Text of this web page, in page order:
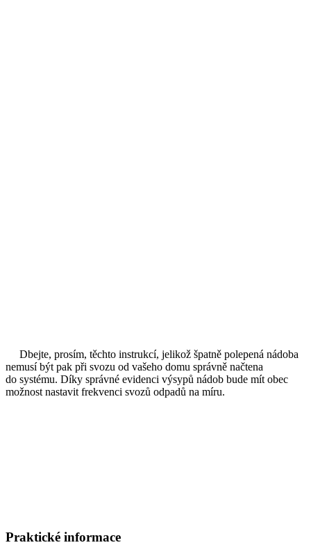
Dbejte, prosím, těchto instrukcí, jelikož špatně polepená nádoba
nemusí být pak při svozu od vašeho domu správně načtena
do systému. Díky správné evidenci výsypů nádob bude mít obec
možnost nastavit frekvenci svozů odpadů na míru.
Praktické informace